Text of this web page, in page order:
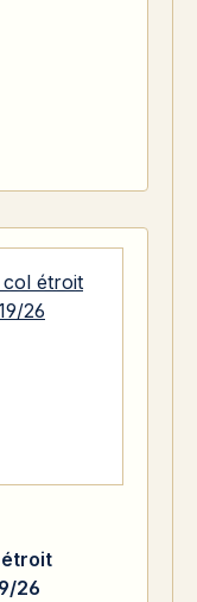
étroit
26